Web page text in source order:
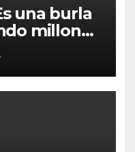
una burla
millones